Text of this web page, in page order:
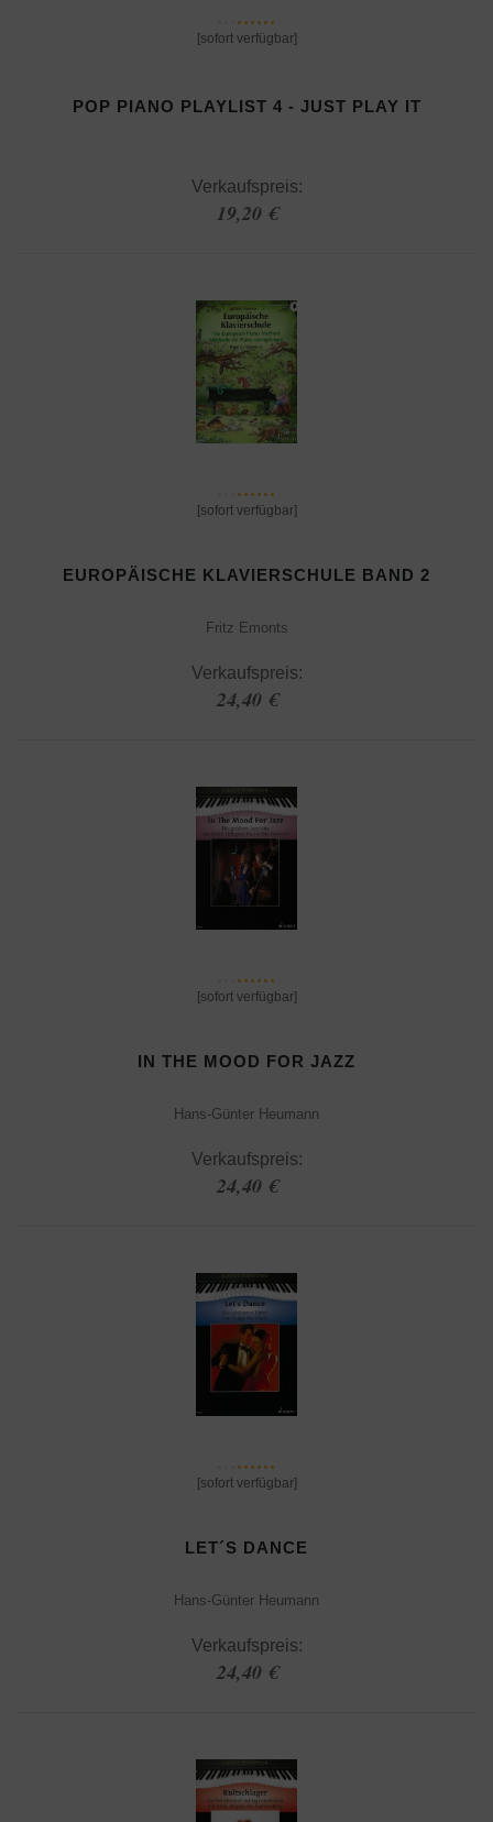
[sofort verfügbar]
POP PIANO PLAYLIST 4 - JUST PLAY IT
Verkaufspreis:
19,20 €
[sofort verfügbar]
EUROPÄISCHE KLAVIERSCHULE BAND 2
Fritz Emonts
Verkaufspreis:
24,40 €
[sofort verfügbar]
IN THE MOOD FOR JAZZ
Hans-Günter Heumann
Verkaufspreis:
24,40 €
[sofort verfügbar]
LET´S DANCE
Hans-Günter Heumann
Verkaufspreis:
24,40 €